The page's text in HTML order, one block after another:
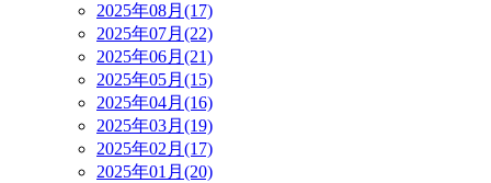
2025年08月(17)
2025年07月(22)
2025年06月(21)
2025年05月(15)
2025年04月(16)
2025年03月(19)
2025年02月(17)
2025年01月(20)